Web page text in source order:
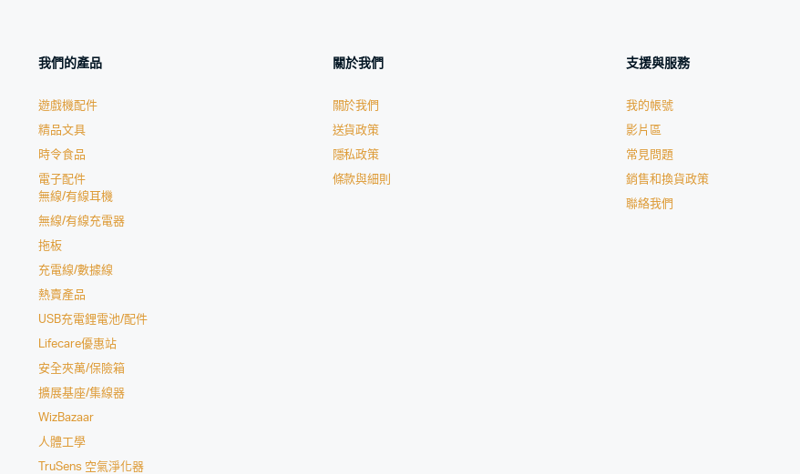
我們的產品
遊戲機配件
精品文具
時令食品
電子配件
無線/有線耳機
無線/有線充電器
拖板
充電線/數據線
熱賣產品
USB充電鋰電池/配件
Lifecare優惠站
安全夾萬/保險箱
擴展基座/集線器
WizBazaar
人體工學
TruSens 空氣淨化器
關於我們
關於我們
送貨政策
隱私政策
條款與細則
支援與服務
我的帳號
影片區
常見問題
銷售和換貨政策
聯絡我們